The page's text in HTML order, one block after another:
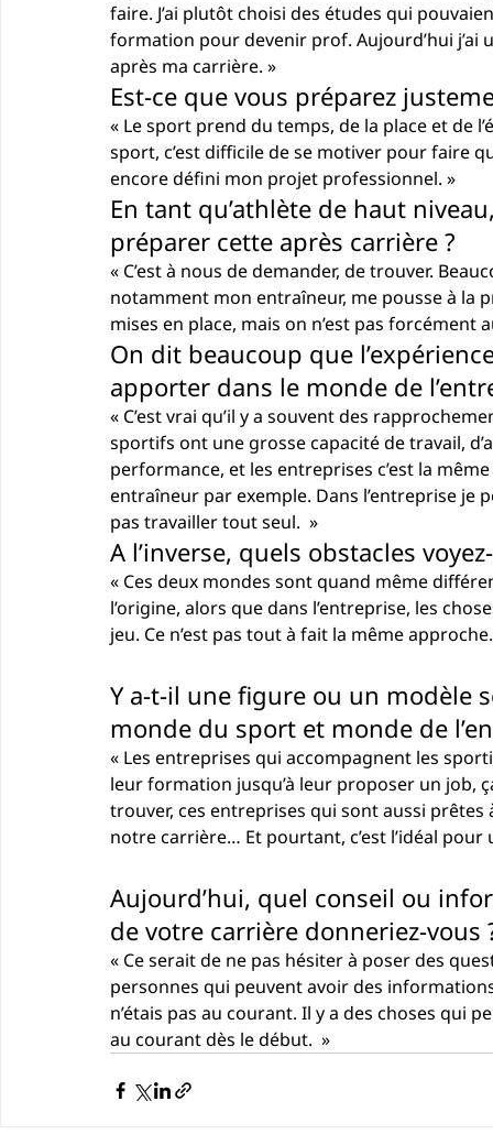
faire. J’ai plutôt choisi des études qui
formation pour devenir prof. Aujourd’hui j’ai
après ma carrière. »
Est-ce que vous préparez
« Le sport prend du temps, de la place et de
sport, c’est difficile de se motiver pour faire
encore défini mon projet professionnel. »
En tant qu’athlète de haut
préparer cette après carrière ?
« C’est à nous de demander, de trouver.
notamment mon entraîneur, me pousse à la
mises en place, mais on n’est pas forcément
On dit beaucoup que
apporter dans le monde de
« C’est vrai qu’il y a souvent des
sportifs ont une grosse capacité de travail,
performance, et les entreprises c’est la
entraîneur par exemple. Dans l’entreprise je
pas travailler tout seul.  »
A l’inverse, quels obstacles
« Ces deux mondes sont quand même
l’origine, alors que dans l’entreprise, les
jeu. Ce n’est pas tout à fait la même approche.
Y a-t-il une figure ou un modèle
monde du sport et monde de
« Les entreprises qui accompagnent les
leur formation jusqu’à leur proposer un job,
trouver, ces entreprises qui sont aussi
notre carrière… Et pourtant, c’est l’idéal pour
Aujourd’hui, quel conseil ou
de votre carrière donneriez-vous
« Ce serait de ne pas hésiter à poser des
personnes qui peuvent avoir des
n’étais pas au courant. Il y a des choses qui
au courant dès le début.  »